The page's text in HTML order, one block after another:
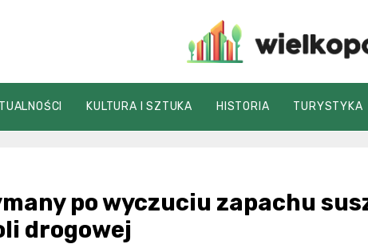
KULTURA I SZTUKA HISTORIA TURYSTYKA
po wyczuciu zapachu
drogowej